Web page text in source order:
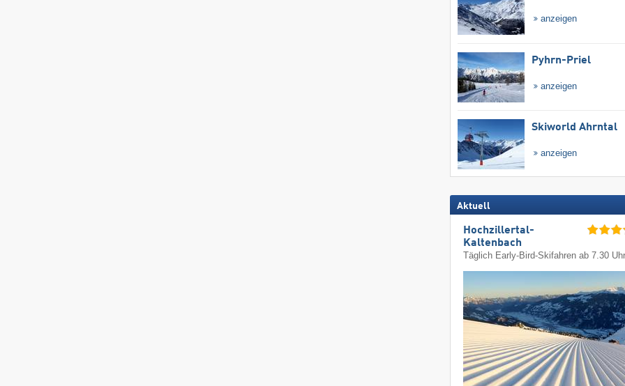
anzeigen
Pyhrn-Priel
anzeigen
Skiworld Ahrntal
anzeigen
Aktuell
Hochzillertal-
Kaltenbach
Täglich Early-Bird-Skifahren ab 7.30